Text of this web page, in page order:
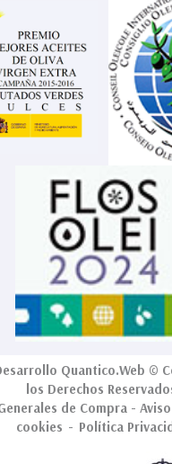
Quantico.Web ©
los Derechos
de Compra -
cookies - Política